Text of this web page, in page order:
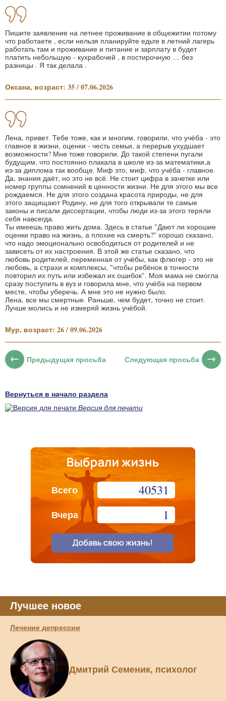
Пишите заявление на летнее проживание в общежитии потому
что работаете , если нельзя планируйте едьте в летний лагерь
работать там и проживание и питание и зарплату в будет
платить небольшую - кухрабочей , в постирочную … без
разницы . Я так делала .
Оксана, возраст: 35 / 07.06.2026
Лена, привет. Тебе тоже, как и многим, говорили, что учёба - это
главное в жизни, оценки - честь семьи, а перерыв ухудшает
возможности? Мне тоже говорили. До такой степени пугали
будущим, что постоянно плакала в школе из-за математики,а
из-за диплома так вообще. Миф это, миф, что учёба - главное.
Да, знания даёт, но это не всё. Не стоит цифра в зачетке или
номер группы сомнений в ценности жизни. Не для этого мы все
рождаемся. Не для этого создана красота природы, не для
этого защищают Родину, не для того открывали те самые
законы и писали диссертации, чтобы люди из-за этого теряли
себя навсегда.
Ты имеешь право жить дома. Здесь в статье "Дают ли хорошие
оценки право на жизнь, а плохие на смерть?" хорошо сказано,
что надо эмоционально освободиться от родителей и не
зависеть от их настроения. В этой же статье сказано, что
любовь родителей, переменная от учёбы, как флюгер - это не
любовь, а страхи и комплексы, "чтобы ребёнок в точности
повторил их путь или избежал их ошибок". Моя мама не смогла
сразу поступить в вуз и говорила мне, что учёба на первом
месте, чтобы уберечь. А мне это не нужно было.
Лена, все мы смертные. Раньше, чем будет, точно не стоит.
Лучше молись и не измеряй жизнь учёбой.
Мур, возраст: 26 / 09.06.2026
Предыдущая просьба Следующая просьба
Вернуться в начало раздела
Версия для печати
Всего 40531
Вчера 1
Лучшее новое
Лечение депрессии
Дмитрий Семеник, психолог